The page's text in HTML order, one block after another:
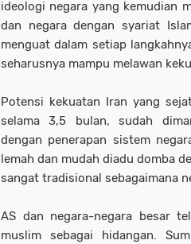
ideologi negara yang kemudian
dan negara dengan syariat
menguat dalam setiap
seharusnya mampu melawan
Potensi kekuatan Iran yang
selama 3,5 bulan, sudah
dengan penerapan sistem
lemah dan mudah diadu domba
sangat tradisional sebagaimana
AS dan negara-negara besar
muslim sebagai hidangan.